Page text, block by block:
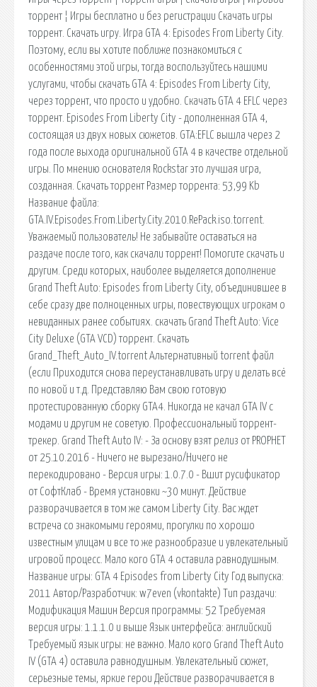
торрент ¦ Игры бесплатно и без регистрации Скачать игры
торрент. Скачать игру. Игра GTA 4: Episodes From Liberty City.
Поэтому, если вы хотите поближе познакомиться с
особенностями этой игры, тогда воспользуйтесь нашими
услугами, чтобы скачать GTA 4: Episodes From Liberty City,
через торрент, что просто и удобно. Скачать GTA 4 EFLC через
торрент. Episodes From Liberty City - дополненная GTA 4,
состоящая из двух новых сюжетов. GTA:EFLC вышла через 2
года после выхода оригинальной GTA 4 в качестве отдельной
игры. По мнению основателя Rockstar это лучшая игра,
созданная. Скачать торрент Размер торрента: 53,99 Kb
Название файла:
GTA.IV.Episodes.From.Liberty.City.2010.RePack.iso.torrent.
Уважаемый пользователь! Не забывайте оставаться на
раздаче после того, как скачали торрент! Помогите скачать и
другим. Среди которых, наиболее выделяется дополнение
Grand Theft Auto: Episodes from Liberty City, объединившее в
себе сразу две полноценных игры, повествующих игрокам о
невиданных ранее событиях. скачать Grand Theft Auto: Vice
City Deluxe (GTA VCD) торрент. Скачать
Grand_Theft_Auto_IV.torrent Альтернативный torrent файл
(если Приходится снова переустанавливать игру и делать всё
по новой и т.д. Представляю Вам свою готовую
протестированную сборку GTA4. Никогда не качал GTA IV с
модами и другим не советую. Профессиональный торрент-
трекер. Grand Theft Auto IV: - За основу взят релиз от PROPHET
от 25.10.2016 - Ничего не вырезано/Ничего не
перекодировано - Версия игры: 1.0.7.0 - Вшит русификатор
от СофтКлаб - Время установки ~30 минут. Действие
разворачивается в том же самом Liberty City. Вас ждет
встреча со знакомыми героями, прогулки по хорошо
известным улицам и все то же разнообразие и увлекательный
игровой процесс. Мало кого GTA 4 оставила равнодушным.
Название игры: GTA 4 Episodes from Liberty City Год выпуска:
2011 Автор/Разработчик: w7even (vkontakte) Тип раздачи:
Модификация Машин Версия программы: 52 Требуемая
версия игры: 1.1.1.0 и выше Язык интерфейса: английский
Требуемый язык игры: не важно. Мало кого Grand Theft Auto
IV (GTA 4) оставила равнодушным. Увлекательный сюжет,
серьезные темы, яркие герои Действие разворачивается в